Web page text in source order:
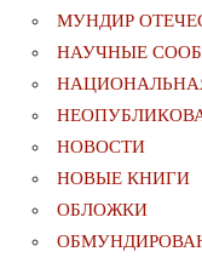
МУНДИР
НАУЧНЫЕ
НОВОСТИ
НОВЫЕ КНИГИ
ОБЛОЖКИ